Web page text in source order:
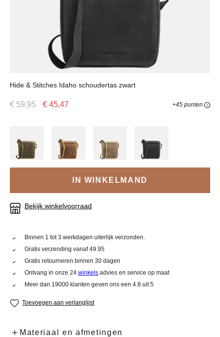
Hide & Stitches Idaho schoudertas zwart
€ 59,95 € 45,47 +45 punten
IN WINKELMAND
Bekijk winkelvoorraad
Binnen 1 tot 3 werkdagen uiterlijk verzonden.
Gratis verzending vanaf 49.95
Gratis retourneren binnen 30 dagen
Ontvang in onze 24winkels advies en service op maat
Meer dan 19000 klanten geven ons een 4.8 uit 5
Toevoegen aan verlanglijst
Materiaal en afmetingen